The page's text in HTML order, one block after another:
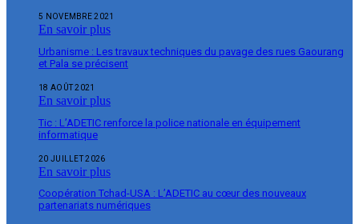
5 NOVEMBRE 2021
En savoir plus
Urbanisme : Les travaux techniques du pavage des rues Gaourang
et Pala se précisent
18 AOÛT 2021
En savoir plus
Tic : L’ADETIC renforce la police nationale en équipement
informatique
20 JUILLET 2026
En savoir plus
Coopération Tchad-USA : L’ADETIC au cœur des nouveaux
partenariats numériques